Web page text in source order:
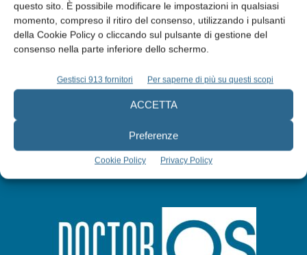
questo sito. È possibile modificare le impostazioni in qualsiasi
momento, compreso il ritiro del consenso, utilizzando i pulsanti
della Cookie Policy o cliccando sul pulsante di gestione del
consenso nella parte inferiore dello schermo.
Gestisci 913 fornitori Per saperne di più su questi scopi
ACCETTA
Preferenze
Cookie Policy Privacy Policy
Abbonati
Iscriviti alla newsletter